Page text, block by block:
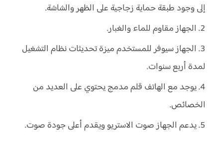
إلى وجود طبقة حماية زجاجية على الظهر والشاشة.
الجهاز مقاوم للماء والغبار.
الجهاز سيوفر للمستخدم ميزة تحديثات نظام التشغيل
لمدة أربع سنوات.
يوجد مع الهاتف قلم مدمج يحتوي على العديد من
الخصائص.
يدعم الجهاز صوت الاستريو ويقدم أعلى جودة صوت.